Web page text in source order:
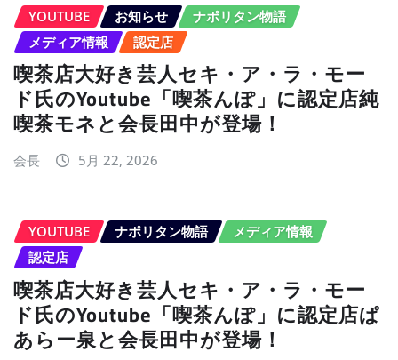
YOUTUBE お知らせ
ナポリタン物語
メディア情報
認定店
喫茶店大好き芸人セキ・ア・ラ・モー
ド氏のYoutube「喫茶んぽ」に認定店純
喫茶モネと会長田中が登場！
会長 5月 22, 2026
YOUTUBE ナポリタン物語
メディア情報
認定店
喫茶店大好き芸人セキ・ア・ラ・モー
ド氏のYoutube「喫茶んぽ」に認定店ぱ
あらー泉と会長田中が登場！